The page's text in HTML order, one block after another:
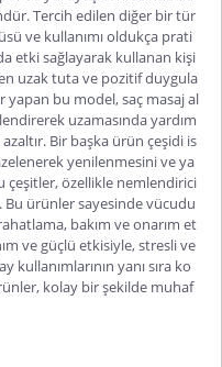
Tercih edilen diğer bir tür
ve kullanımı oldukça prati
etki sağlayarak kullanan kişi
uzak tuta ve pozitif duygula
yapan bu model, saç masaj al
uzamasında yardım
Bir başka ürün çeşidi is
yenilenmesini ve ya
çeşitler, özellikle nemlendirici
Bu ürünler sayesinde vücudu
bakım ve onarım et
ve güçlü etkisiyle, stresli ve
yanı sıra ko
kolay bir şekilde muhaf